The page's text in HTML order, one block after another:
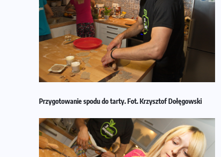
Przygotowanie spodu do tarty. Fot. Krzysztof Dołęgowski